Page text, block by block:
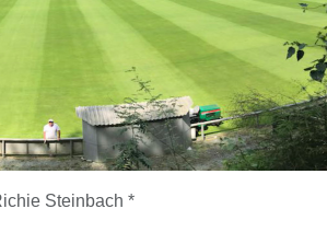
Steinbach *